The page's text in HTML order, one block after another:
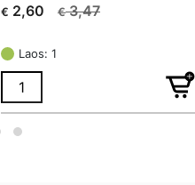
€3,47
Algne
oli:
€ 3,47.
€ 2,60
Current
is:
€ 2,60.
Laos: 1